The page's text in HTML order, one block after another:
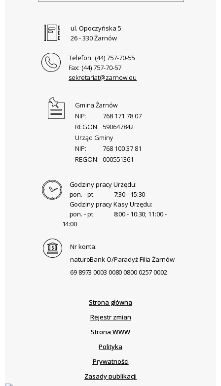
ul. Opoczyńska 5
26 - 330 Żarnów
Telefon: (44) 757-70-55
Fax: (44) 757-70-57
sekretariat@zarnow.eu
Gmina Żarnów
NIP:
768 171 78 07
REGON: 590647842
Urząd Gminy
NIP:
768 100 37 81
REGON: 000551361
Godziny pracy Urzędu:
pon. - pt.
7:30 - 15:30
Godziny pracy Kasy Urzędu:
pon. - pt.
8:00 - 10:30; 11:00 -
14:00
Nr konta:
naturoBank O/Paradyż Filia Żarnów
69 8973 0003 0080 0800 0257 0002
Strona główna
Rejestr zmian
Strona WWW
Polityka
Prywatności
Zasady publikacji